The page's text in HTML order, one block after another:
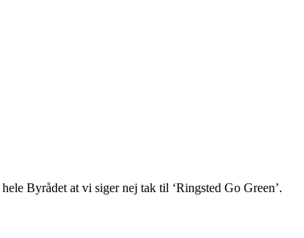
Byrådet at vi siger nej tak til ‘Ringsted Go Green’.